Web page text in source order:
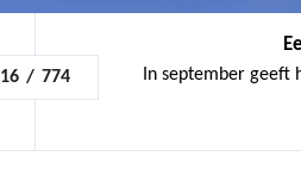
16 / 774 In september geeft